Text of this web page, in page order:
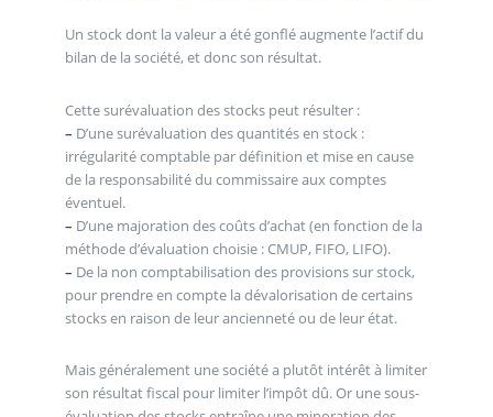
Un stock dont la valeur a été gonflé augmente l’actif du
bilan de la société, et donc son résultat.
Cette surévaluation des stocks peut résulter :
– D’une surévaluation des quantités en stock :
irrégularité comptable par définition et mise en cause
de la responsabilité du commissaire aux comptes
éventuel.
– D’une majoration des coûts d’achat (en fonction de la
méthode d’évaluation choisie : CMUP, FIFO, LIFO).
– De la non comptabilisation des provisions sur stock,
pour prendre en compte la dévalorisation de certains
stocks en raison de leur ancienneté ou de leur état.
Mais généralement une société a plutôt intérêt à limiter
son résultat fiscal pour limiter l’impôt dû. Or une sous-